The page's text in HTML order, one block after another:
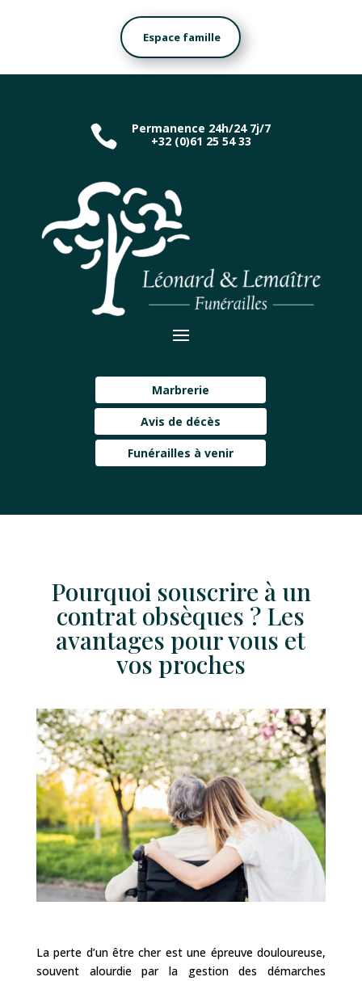
Espace famille

Permanence 24h/24 7j/7
+32 (0)61 25 54 33
Marbrerie
Avis de décès
Funérailles à venir
Pourquoi souscrire à un
contrat obsèques ? Les
avantages pour vous et
vos proches
La perte d’un être cher est une épreuve douloureuse,
souvent alourdie par la gestion des démarches